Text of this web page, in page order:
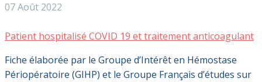
07 Août 2022
Patient hospitalisé COVID 19 et traitement anticoagulant
Fiche élaborée par le Groupe d’Intérêt en Hémostase
Périopératoire (GIHP) et le Groupe Français d’études sur